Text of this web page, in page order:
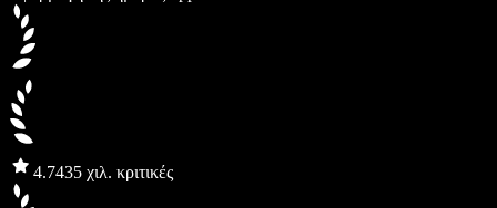
4.7435 χιλ. κριτικές